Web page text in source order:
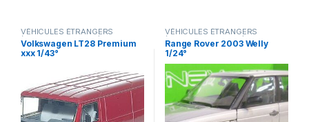
VÉHICULES ÉTRANGERS
(voitures,camions ...)
Volkswagen LT28 Premium
xxx 1/43°
VÉHICULES ÉTRANGERS
(voitures,camions ...)
Range Rover 2003 Welly
1/24°